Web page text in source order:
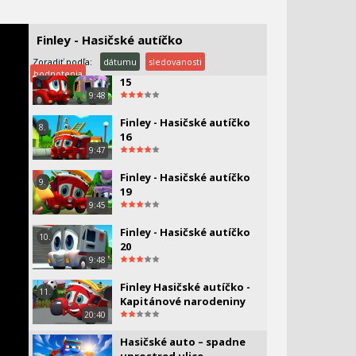
Finley - Hasičské autíčko
Zoradiť podľa: dátumu
sledovanosti
hodnotenia
9:45
9:48
7.
Finley - Hasičské autíčko
15
9:47
8.
Finley - Hasičské autíčko
16
9:45
9.
Finley - Hasičské autíčko
19
9:48
10.
Finley - Hasičské autíčko
20
20:40
11.
Finley Hasičské autíčko -
Kapitánové narodeniny
Hasičské auto – spadne